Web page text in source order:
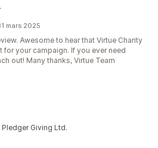
mars 2025
Awesome to hear that Virtue Charity
for your campaign. If you ever need
out! Many thanks, Virtue Team
Giving Ltd.